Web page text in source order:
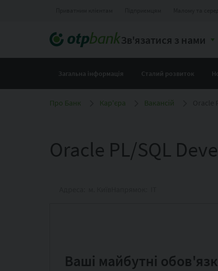
Зв'язатися з нами
Загальна інформація Сталий розвиток
Про Банк Кар'єра Вакансій
Oracle PL/SQL
Ваші майбутні